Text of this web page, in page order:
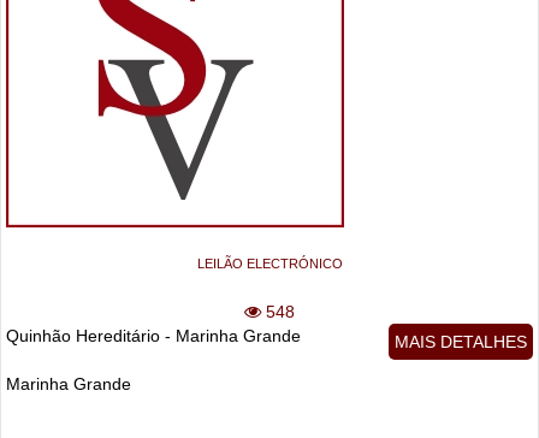
LEILÃO ELECTRÓNICO
548
MAIS DETALHES
Quinhão Hereditário - Marinha Grande
Marinha Grande